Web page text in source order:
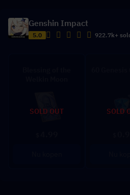
Genshin Impact
5.0 922.7k+
SOLD OUT SOLD